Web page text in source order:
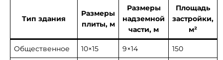
Тип здания
Размеры
плиты, м
Размеры
надземной
части, м
Площадь
застройки,
м²
Общественное 10×15 9×14 150